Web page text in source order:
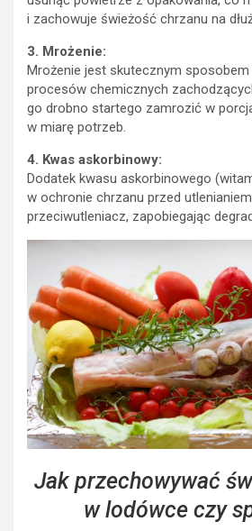
i zachowuje świeżość chrzanu na
3. Mrożenie:
Mrożenie jest skutecznym
procesów chemicznych
go drobno startego zamrozić w
w miarę potrzeb.
4. Kwas askorbinowy:
Dodatek kwasu askorbinowego
w ochronie chrzanu przed
przeciwutleniacz, zapobiegając
Jak przechowywać
w lodówce czy